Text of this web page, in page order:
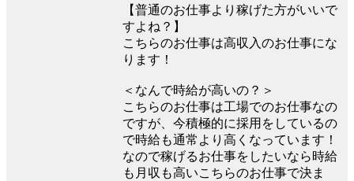
【普通のお仕事より稼げた方がいいで
すよね？】
こちらのお仕事は高収入のお仕事にな
ります！
＜なんで時給が高いの？＞
こちらのお仕事は工場でのお仕事なの
ですが、今積極的に採用をしているの
で時給も通常より高くなっています！
なので稼げるお仕事をしたいなら時給
も月収も高いこちらのお仕事で決ま